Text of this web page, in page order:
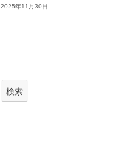
2025年11月30日
検索